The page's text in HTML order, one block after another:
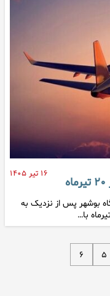
۱۶ تیر ۱۴۰۵
بوشهر پس از نزدیک به
۵ ۶